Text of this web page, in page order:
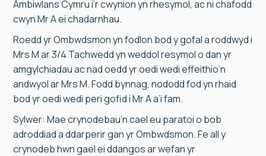
Ambiwlans Cymru i’r cwynion yn rhesymol, ac ni chafodd
cwyn Mr A ei chadarnhau.
Roedd yr Ombwdsmon yn fodlon bod y gofal a roddwyd i
Mrs M ar 3/4 Tachwedd yn weddol resymol o dan yr
amgylchiadau ac nad oedd yr oedi wedi effeithio’n
andwyol ar Mrs M. Fodd bynnag, nododd fod yn rhaid
bod yr oedi wedi peri gofid i Mr A a’i fam.
Sylwer: Mae crynodebau’n cael eu paratoi o bob
adroddiad a ddarperir gan yr Ombwdsmon. Fe all y
crynodeb hwn gael ei ddangos ar wefan yr